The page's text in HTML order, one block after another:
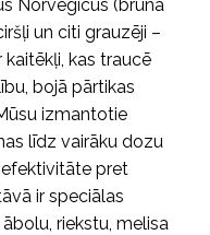
Norvegicus (brūnā
un citi grauzēji –
kaitēkļi, kas traucē
bojā pārtikas
izmantotie
līdz vairāku dozu
pret
ir speciālas
riekstu, melisa